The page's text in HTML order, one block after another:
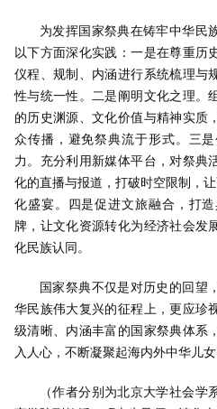
为发挥国家祭典在铸牢中华民
以下方面深化实践：一是在尊重历
仪程、规制、内涵进行系统梳理与
性与统一性。二是阐明文化之理。
的历史渊源、文化价值与精神实质
众传播，避免祭典流于形式。三
力。充分利用新媒体平台，对祭典
化的直播与报道，打破时空限制，
化盛宴。四是促进文旅融合，打
牌，让文化资源转化为经济社会发
化民族认同。
国家祭典不仅是对历史的回望
华民族伟大复兴的征程上，更应珍
级清晰、内涵丰富的国家祭典体系
入人心，不断凝聚起海内外中华儿
（作者分别为北京大学社会